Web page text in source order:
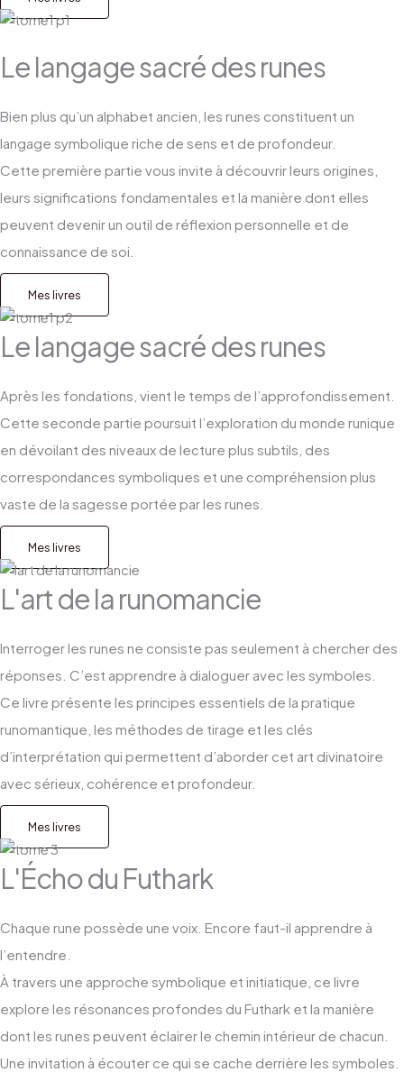
Le langage sacré des runes
Bien plus qu’un alphabet ancien, les runes constituent un
langage symbolique riche de sens et de profondeur.
Cette première partie vous invite à découvrir leurs origines,
leurs significations fondamentales et la manière dont elles
peuvent devenir un outil de réflexion personnelle et de
connaissance de soi.
Mes livres
Le langage sacré des runes
Après les fondations, vient le temps de l’approfondissement.
Cette seconde partie poursuit l’exploration du monde runique
en dévoilant des niveaux de lecture plus subtils, des
correspondances symboliques et une compréhension plus
vaste de la sagesse portée par les runes.
Mes livres
L'art de la runomancie
Interroger les runes ne consiste pas seulement à chercher des
réponses. C’est apprendre à dialoguer avec les symboles.
Ce livre présente les principes essentiels de la pratique
runomantique, les méthodes de tirage et les clés
d’interprétation qui permettent d’aborder cet art divinatoire
avec sérieux, cohérence et profondeur.
Mes livres
L'Écho du Futhark
Chaque rune possède une voix. Encore faut-il apprendre à
l’entendre.
À travers une approche symbolique et initiatique, ce livre
explore les résonances profondes du Futhark et la manière
dont les runes peuvent éclairer le chemin intérieur de chacun.
Une invitation à écouter ce qui se cache derrière les symboles.